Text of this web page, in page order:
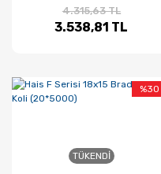
4.315,63 TL
3.538,81 TL
%30
TÜKENDI